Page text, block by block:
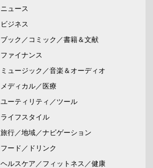
ニュース
ビジネス
ブック／コミック／書籍＆文献
ファイナンス
ミュージック／音楽＆オーディオ
メディカル／医療
ユーティリティ／ツール
ライフスタイル
旅行／地域／ナビゲーション
フード／ドリンク
ヘルスケア／フィットネス／健康